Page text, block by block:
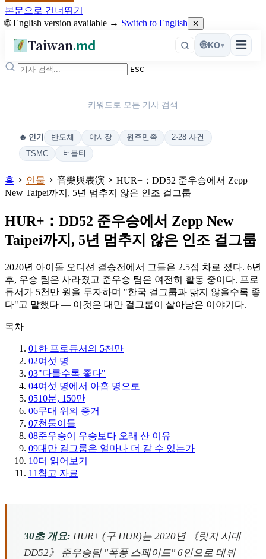
본문으로 건너뛰기
🌐 English version available → Switch to English ✕
Taiwan.md ☰
🌐KO▾
ESC
키워드로 모든 기사 검색
🔥 인기 반도체 야시장 원주민족
2·28 사건
TSMC
버블티
홈 인물 音樂與表演
HUR+：DD52 준우승에서 Zepp
New Taipei까지, 5년 멈추지 않은 인조 걸그룹
HUR+：DD52 준우승에서 Zepp New
Taipei까지, 5년 멈추지 않은 인조 걸그룹
2020년 아이돌 오디션 결승전에서 그들은 2.5점 차로 졌다. 6년
후, 우승 팀은 사라졌고 준우승 팀은 여전히 활동 중이다. 프로
듀서가 5천만 원을 투자하며 "한국 걸그룹과 닮지 않을수록 좋
다"고 말했다 — 이것은 대만 걸그룹이 살아남은 이야기다.
목차
01 한 프로듀서의 5천만
02여섯 명
03"다를수록 좋다"
04여섯 명에서 아홉 명으로
0510분, 150만
06무대 위의 증거
07천둥이들
08준우승이 우승보다 오래 산 이유
09대만 걸그룹은 얼마나 더 갈 수 있는가
10더 읽어보기
11 참고 자료
30초 개요: HUR+ (구 HUR)는 2020년 《릿지 시대
DD52》 준우승팀 "폭풍 스페이드" 6인으로 데뷔